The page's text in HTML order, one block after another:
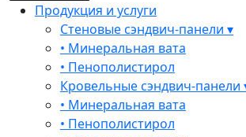
Продукция и услуги
Стеновые сэндвич-панели ▾
• Минеральная вата
• Пенополистирол
Кровельные сэндвич-панели
• Минеральная вата
• Пенополистирол